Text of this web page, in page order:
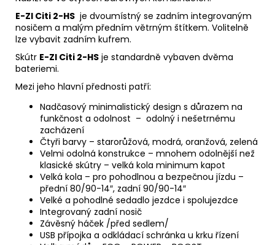
E-ZI Citi 2-HS je dvoumístný se zadním integrovaným
nosičem a malým předním větrným štítkem. Volitelně
lze vybavit zadním kufrem.
Skútr E-ZI Citi 2-HS je standardně vybaven dvěma
bateriemi.
Mezi jeho hlavní přednosti patří:
Nadčasový minimalistický design s důrazem na
funkčnost a odolnost – odolný i nešetrnému
zacházení
Čtyři barvy – starorůžová, modrá, oranžová, zelená
Velmi odolná konstrukce – mnohem odolnější než
klasické skútry – velká kola minimum kapot
Velká kola – pro pohodlnou a bezpečnou jízdu –
přední 80/90-14″, zadní 90/90-14″
Velké a pohodlné sedadlo jezdce i spolujezdce
Integrovaný zadní nosič
Závěsný háček /před sedlem/
USB přípojka a odkládací schránka u krku řízení